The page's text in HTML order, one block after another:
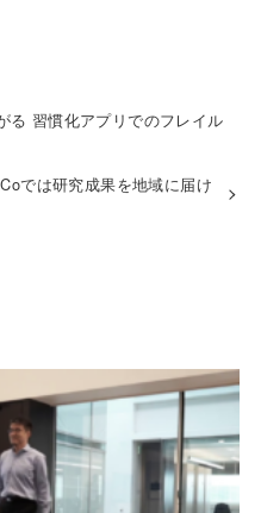
る 習慣化アプリでのフレイル
では研究成果を地域に届け